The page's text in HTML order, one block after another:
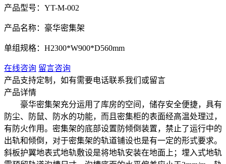
产品型号：YT-M-002
产品名称：豪华密集架
单组规格：H2300*W900*D560mm
在线咨询 留言咨询
产品支持定制，如有需要电话联系我们或留言
产品详情
豪华密集架充分运用了库房的空间，储存安全便捷，具有
防尘、防鼠、防水的功能，而且密集柜的表面经高温处理过，
有防火作用。密集架的底部设置防倾倒装置，禁止了运行中的
出轨和倾倒，对于密集架的轨道铺设也是有一定的形式要求。
斜板护翼地表式地轨敷设是将地轨安装在地面上；埋入式地轨